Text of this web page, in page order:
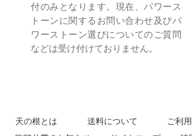
付のみとなります。現在、パワース
トーンに関するお問い合わせ及びパ
ワーストーン選びについてのご質問
などは受け付けておりません。
天の根とは 送料について ご利